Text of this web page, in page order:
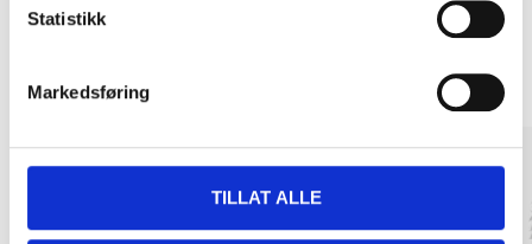
Statistikk
Markedsføring
TILLAT ALLE
Other customers also bought